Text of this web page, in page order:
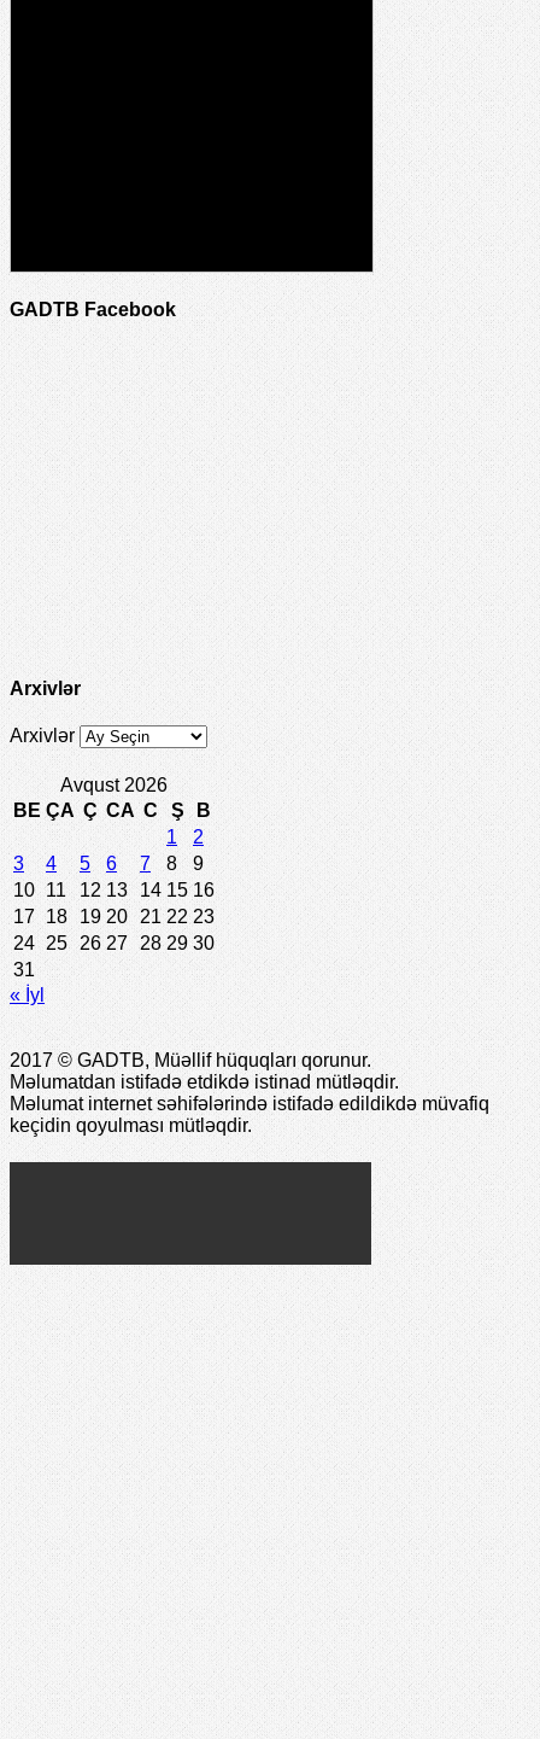
GADTB Facebook
Arxivlər
Arxivlər
Avqust 2026
BE ÇA Ç CA C Ş
B
1
2
3
4 5 6 7 8
9
10 11 12 13 14 15 16
17 18 19 20 21 22 23
24 25 26 27 28 29 30
31
« İyl
2017 © GADTB, Müəllif hüquqları qorunur.
Məlumatdan istifadə etdikdə istinad mütləqdir.
Məlumat internet səhifələrində istifadə edildikdə müvafiq
keçidin qoyulması mütləqdir.